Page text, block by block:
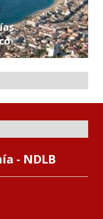
- NDLB